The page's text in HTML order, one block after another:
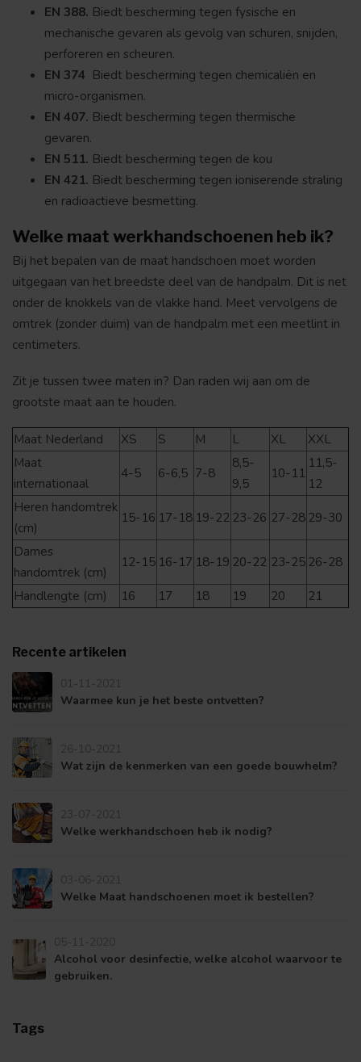
EN 388. Biedt bescherming tegen fysische en
mechanische gevaren als gevolg van schuren, snijden,
perforeren en scheuren.
EN 374 Biedt bescherming tegen chemicaliën en
micro-organismen.
EN 407. Biedt bescherming tegen thermische
gevaren.
EN 511. Biedt bescherming tegen de kou
EN 421. Biedt bescherming tegen ioniserende straling
en radioactieve besmetting.
Welke maat werkhandschoenen heb ik?
Bij het bepalen van de maat handschoen moet worden
uitgegaan van het breedste deel van de handpalm. Dit is net
onder de knokkels van de vlakke hand. Meet vervolgens de
omtrek (zonder duim) van de handpalm met een meetlint in
centimeters.
Zit je tussen twee maten in? Dan raden wij aan om de
grootste maat aan te houden.
Maat Nederland XS S M L XL
XXL
Maat
internationaal
4-5 6-6,5 7-8
8,5-
9,5
10-11
11,5-
12
Heren handomtrek
(cm)
15-16 17-18 19-22 23-26 27-2829-30
Dames
handomtrek (cm)
12-15 16-17 18-19 20-22 23-2526-28
Handlengte (cm)
16 17 18 19 20 21
Recente artikelen
01-11-2021
Waarmee kun je het beste ontvetten?
26-10-2021
Wat zijn de kenmerken van een goede bouwhelm?
23-07-2021
Welke werkhandschoen heb ik nodig?
03-06-2021
Welke Maat handschoenen moet ik bestellen?
05-11-2020
Alcohol voor desinfectie, welke alcohol waarvoor te
gebruiken.
Tags